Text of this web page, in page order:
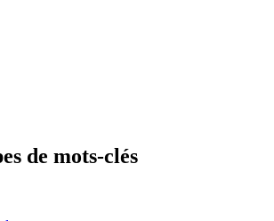
de mots-clés